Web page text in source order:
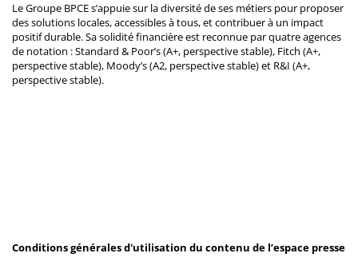
Le Groupe BPCE s’appuie sur la diversité de ses métiers pour proposer
des solutions locales, accessibles à tous, et contribuer à un impact
positif durable. Sa solidité financière est reconnue par quatre agences
de notation : Standard & Poor’s (A+, perspective stable), Fitch (A+,
perspective stable), Moody’s (A2, perspective stable) et R&I (A+,
perspective stable).
Conditions générales d'utilisation du contenu de l’espace presse